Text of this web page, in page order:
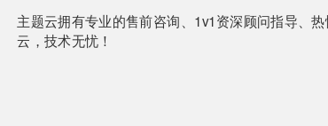
主题云拥有专业的售前咨询、1v1资深顾问指导、
云，技术无忧！